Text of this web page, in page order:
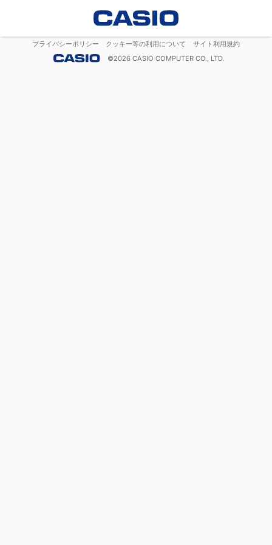
プライバシーポリシー クッキー等の利用について
サイト利用規約
©2026 CASIO COMPUTER CO., LTD.